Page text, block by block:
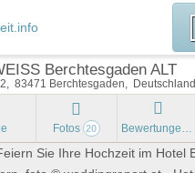
Berchtesgaden ALT
83471 Berchtesgaden Deutschland
Fotos 20 Bewertungen